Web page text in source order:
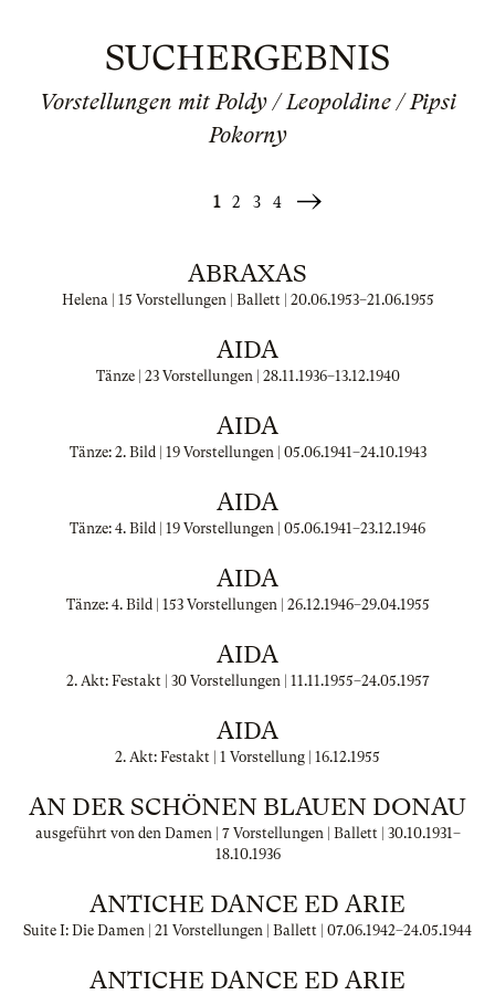
SUCHERGEBNIS
Vorstellungen mit Poldy / Leopoldine / Pipsi
Pokorny
1 2 3 4
Weiter
ABRAXAS
Helena | 15 Vorstellungen | Ballett | 20.06.1953–21.06.1955
AIDA
Tänze | 23 Vorstellungen | 28.11.1936–13.12.1940
AIDA
Tänze: 2. Bild | 19 Vorstellungen | 05.06.1941–24.10.1943
AIDA
Tänze: 4. Bild | 19 Vorstellungen | 05.06.1941–23.12.1946
AIDA
Tänze: 4. Bild | 153 Vorstellungen | 26.12.1946–29.04.1955
AIDA
2. Akt: Festakt | 30 Vorstellungen | 11.11.1955–24.05.1957
AIDA
2. Akt: Festakt | 1 Vorstellung | 16.12.1955
AN DER SCHÖNEN BLAUEN DONAU
ausgeführt von den Damen | 7 Vorstellungen | Ballett | 30.10.1931–
18.10.1936
ANTICHE DANCE ED ARIE
Suite I: Die Damen | 21 Vorstellungen | Ballett | 07.06.1942–24.05.1944
ANTICHE DANCE ED ARIE